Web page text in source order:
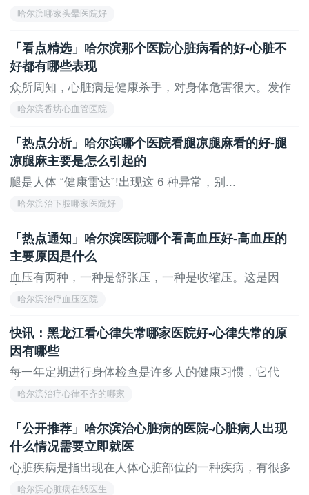
哈尔滨哪家头晕医院好
「看点精选」哈尔滨那个医院心脏病看的好-心脏不
好都有哪些表现
众所周知，心脏病是健康杀手，对身体危害很大。发作
哈尔滨香坊心血管医院
「热点分析」哈尔滨哪个医院看腿凉腿麻看的好-腿
凉腿麻主要是怎么引起的
腿是人体 “健康雷达”!出现这 6 种异常，别...
哈尔滨治下肢哪家医院好
「热点通知」哈尔滨医院哪个看高血压好-高血压的
主要原因是什么
血压有两种，一种是舒张压，一种是收缩压。这是因
哈尔滨治疗血压医院
快讯：黑龙江看心律失常哪家医院好-心律失常的原
因有哪些
每一年定期进行身体检查是许多人的健康习惯，它代
哈尔滨治疗心律不齐的哪家
「公开推荐」哈尔滨治心脏病的医院-心脏病人出现
什么情况需要立即就医
心脏疾病是指出现在人体心脏部位的一种疾病，有很多
哈尔滨心脏病在线医生